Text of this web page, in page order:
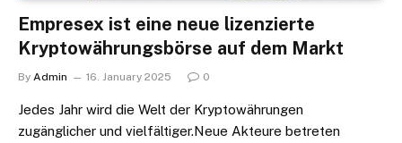
Empresex ist eine neue lizenzierte
Kryptowährungsbörse auf dem Markt
By Admin 16. January 2025 0
Jedes Jahr wird die Welt der Kryptowährungen
zugänglicher und vielfältiger.Neue Akteure betreten